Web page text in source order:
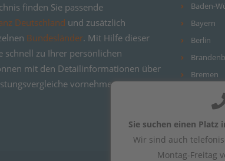
finden Sie passende
Deutschland und zusätzlich
Bundesländer. Mit Hilfe dieser
schnell zu Ihrer persönlichen
mit den Detailinformationen über
vornehmen.
Baden-
Bayern
Berlin
Bremen
Hamburg
Sie suchen einen Platz
Wir sind auch
Montag-Freitag